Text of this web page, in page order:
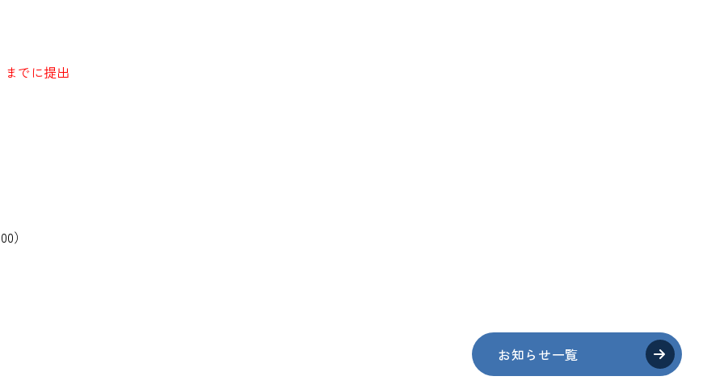
までに提出
お知らせ一覧